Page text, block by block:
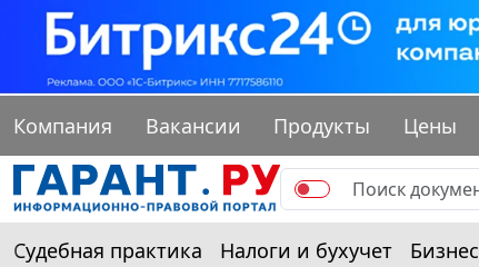
Компания Вакансии Продукты Цены
Судебная практика Налоги и бухучет Бизнес